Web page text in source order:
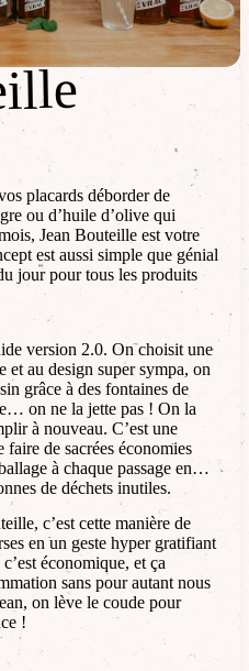
placards déborder de
ou d’huile d’olive qui
Jean Bouteille est votre
est aussi simple que génial
jour pour tous les produits
version 2.0. On choisit une
et au design super sympa, on
grâce à des fontaines de
on ne la jette pas ! On la
à nouveau. C’est une
de sacrées économies
à chaque passage en
de déchets inutiles.
c’est cette manière de
en un geste hyper gratifiant
économique, et ça
sans pour autant nous
on lève le coude pour
!